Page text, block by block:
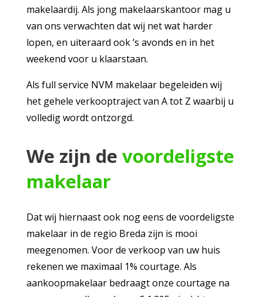
makelaardij. Als jong makelaarskantoor mag u
van ons verwachten dat wij net wat harder
lopen, en uiteraard ook ’s avonds en in het
weekend voor u klaarstaan.
Als full service NVM makelaar begeleiden wij
het gehele verkooptraject van A tot Z waarbij u
volledig wordt ontzorgd.
We zijn de voordeligste
makelaar
Dat wij hiernaast ook nog eens de voordeligste
makelaar in de regio Breda zijn is mooi
meegenomen. Voor de verkoop van uw huis
rekenen we maximaal 1% courtage. Als
aankoopmakelaar bedraagt onze courtage na